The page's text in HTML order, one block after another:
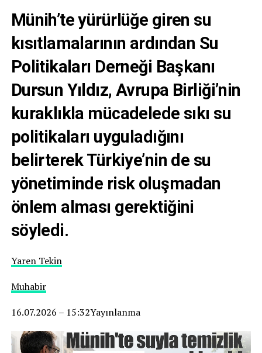
Münih’te yürürlüğe giren su
kısıtlamalarının ardından Su
Politikaları Derneği Başkanı
Dursun Yıldız, Avrupa Birliği’nin
kuraklıkla mücadelede sıkı su
politikaları uyguladığını
belirterek Türkiye’nin de su
yönetiminde risk oluşmadan
önlem alması gerektiğini
söyledi.
Yaren Tekin
Muhabir
16.07.2026 – 15:32Yayınlanma